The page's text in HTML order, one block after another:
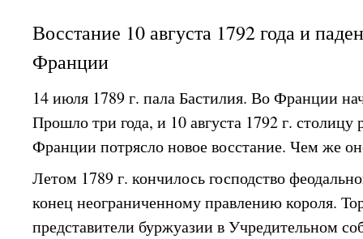
Восстание 10 августа 1792 года и
Франции
14 июля 1789 г. пала Бастилия. Во Франции
Прошло три года, и 10 августа 1792 г.
Франции потрясло новое восстание. Чем же
Летом 1789 г. кончилось господство
конец неограниченному правлению короля.
представители буржуазии в Учредительном